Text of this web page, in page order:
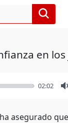
en
02:02
asegurado